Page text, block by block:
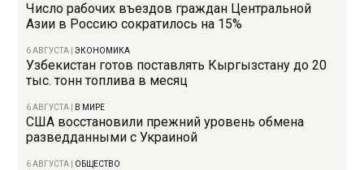
Число рабочих въездов граждан Центральной
Азии в Россию сократилось на 15%
6 АВГУСТА |ЭКОНОМИКА
Узбекистан готов поставлять Кыргызстану до 20
тыс. тонн топлива в месяц
6 АВГУСТА В МИРЕ
США восстановили прежний уровень обмена
разведданными с Украиной
6 АВГУСТА ОБЩЕСТВО